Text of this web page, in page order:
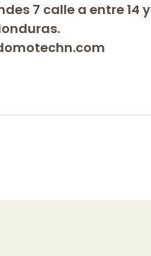
7 calle a entre 14